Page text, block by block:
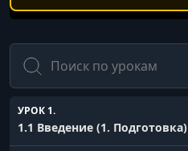
Поиск
УРОК 1.
1.1 Введение (1. Подготовка)